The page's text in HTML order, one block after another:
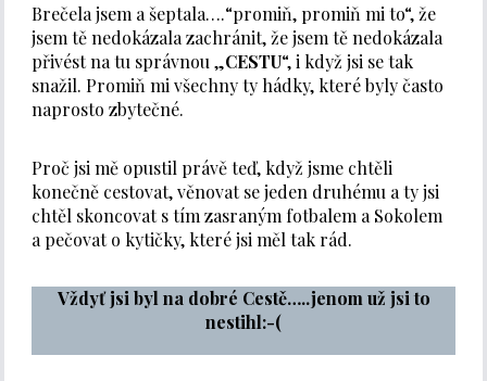
Brečela jsem a šeptala….“promiň, promiň mi to“, že
jsem tě nedokázala zachránit, že jsem tě nedokázala
přivést na tu správnou „CESTU“, i když jsi se tak
snažil. Promiň mi všechny ty hádky, které byly často
naprosto zbytečné.
Proč jsi mě opustil právě teď, když jsme chtěli
konečně cestovat, věnovat se jeden druhému a ty jsi
chtěl skoncovat s tím zasraným fotbalem a Sokolem
a pečovat o kytičky, které jsi měl tak rád.
Vždyť jsi byl na dobré Cestě…..jenom už jsi to
nestihl:-(